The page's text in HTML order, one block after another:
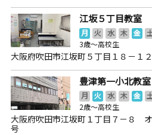
江坂５丁目教室
月 火 水 木 金
3歳～高校生
大阪府吹田市江坂町５丁目１８－１２
豊津第一小北教室
月 火 水 木 金
2歳～高校生
大阪府吹田市江坂町１丁目７－８ オ
号